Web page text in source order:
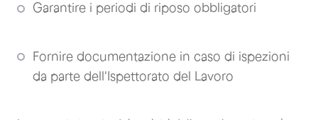
Garantire i periodi di riposo obbligatori
Fornire documentazione in caso di ispezioni
da parte dell'Ispettorato del Lavoro